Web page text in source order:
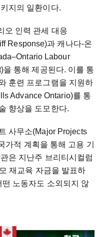
지의 일환이다.
오 인력 관세 대응
Response)과 캐나다-온
Labour
통해 제공된다. 이를 통
훈련 프로그램을 지원하
Advance Ontario)를 통
향상을 도모한다.
사무소(Major Projects
가적 계획을 통해 고용 기
은 지난주 브리티시컬럼
재교육 자금을 발표하
노동자도 소외되지 않